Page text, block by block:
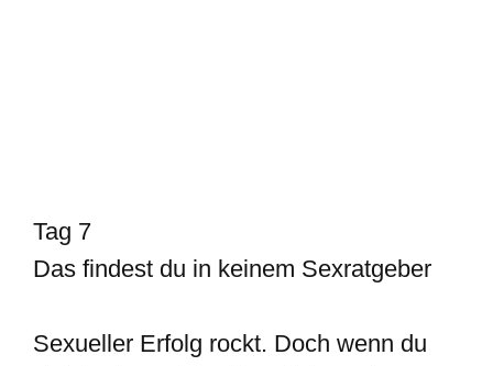
Tag 7
Das findest du in keinem Sexratgeber
Sexueller Erfolg rockt. Doch wenn du